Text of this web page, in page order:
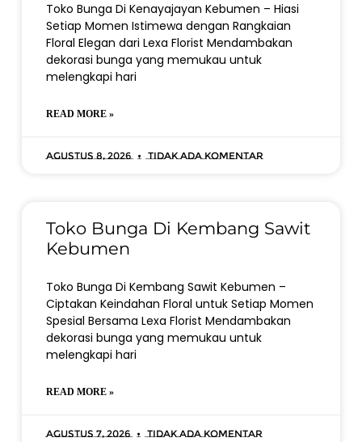
Toko Bunga Di Kenayajayan Kebumen – Hiasi
Setiap Momen Istimewa dengan Rangkaian
Floral Elegan dari Lexa Florist Mendambakan
dekorasi bunga yang memukau untuk
melengkapi hari
READ MORE »
Agustus 8, 2026 Tidak ada komentar
Toko Bunga Di Kembang Sawit
Kebumen
Toko Bunga Di Kembang Sawit Kebumen –
Ciptakan Keindahan Floral untuk Setiap Momen
Spesial Bersama Lexa Florist Mendambakan
dekorasi bunga yang memukau untuk
melengkapi hari
READ MORE »
Agustus 7, 2026 Tidak ada komentar